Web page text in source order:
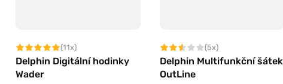
(11x)
Delphin Digitální hodinky
Wader
(5x)
Delphin Multifunkční šátek
OutLine